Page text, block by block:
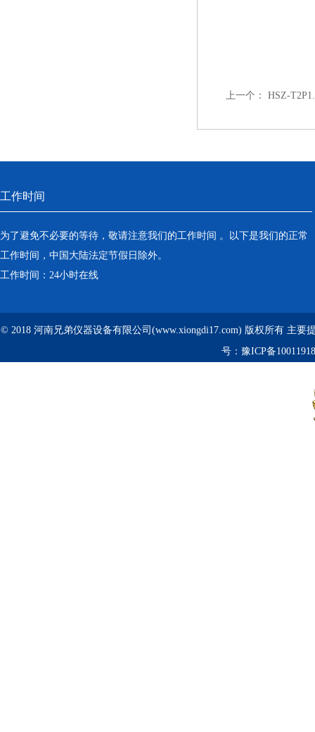
上一个： HSZ-
工作时间
为了避免不必要的等待，敬请注意我们的工作时间 。以下是我们的正常
工作时间，中国大陆法定节假日除外。
工作时间：24小时在线
© 2018 河南兄弟仪器设备有限公司(www.xiongdi17.com) 版权所有 主要
号： 豫ICP备